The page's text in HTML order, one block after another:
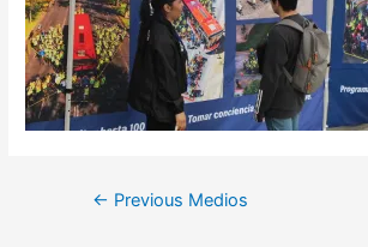
← Previous Medios